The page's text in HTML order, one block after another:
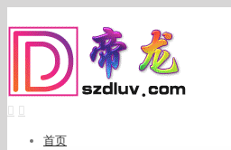
to
content
首页